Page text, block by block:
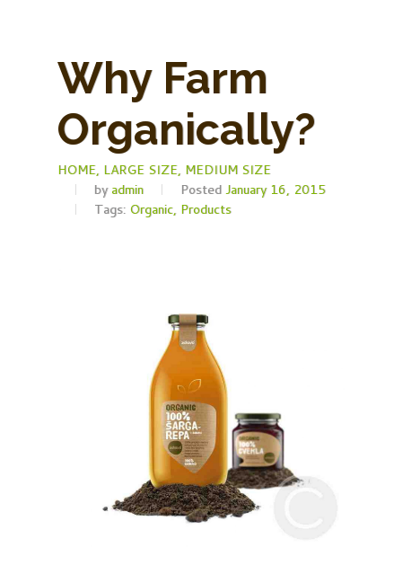
Why Farm
Organically?
HOME, LARGE SIZE, MEDIUM SIZE
by admin Posted January 16, 2015
Tags: Organic, Products